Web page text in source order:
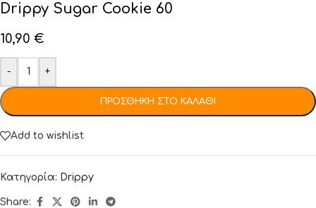
Drippy Sugar Cookie 60
10,90 €
- +
ΠΡΟΣΘΉΚΗ ΣΤΟ ΚΑΛΆΘΙ
Add to wishlist
Κατηγορία: Drippy
Share: